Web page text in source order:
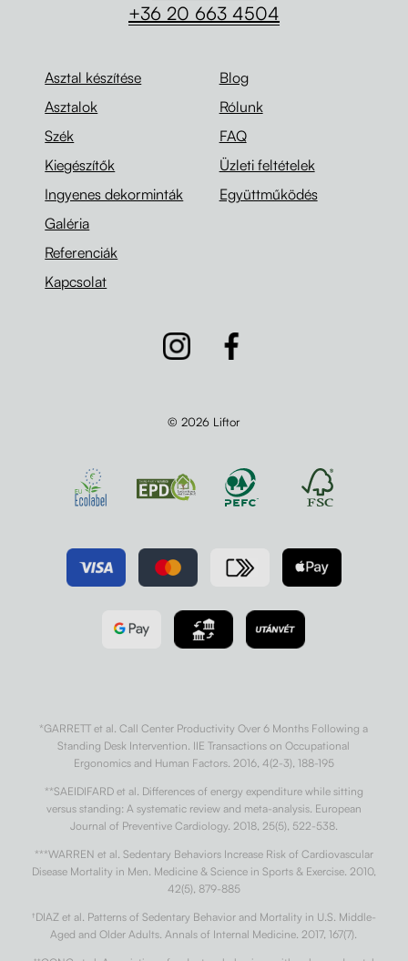
Asztal készítése
Asztalok
Szék
Kiegészítők
Ingyenes dekorminták
Galéria
Referenciák
Kapcsolat
Blog
Rólunk
FAQ
Üzleti feltételek
Együttműködés
+36 20 663 4504
© 2026 Liftor
*GARRETT et al. Call Center Productivity Over 6 Months Following a
Standing Desk Intervention. IIE Transactions on Occupational
Ergonomics and Human Factors. 2016, 4(2-3), 188-195
**SAEIDIFARD et al. Differences of energy expenditure while sitting
versus standing: A systematic review and meta-analysis. European
Journal of Preventive Cardiology. 2018, 25(5), 522-538.
***WARREN et al. Sedentary Behaviors Increase Risk of Cardiovascular
Disease Mortality in Men. Medicine & Science in Sports & Exercise. 2010,
42(5), 879-885
†DIAZ et al. Patterns of Sedentary Behavior and Mortality in U.S. Middle-
Aged and Older Adults. Annals of Internal Medicine. 2017, 167(7).